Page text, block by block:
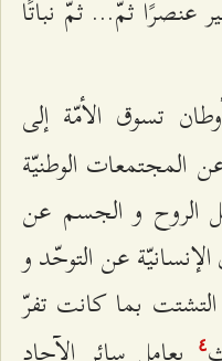
عنصرًا ثمّ... ثمّ نباتًا
تسوق الأمّة إلى
المجتمعات الوطنيّة
الروح و الجسم عن
الإنسانيّة عن التوحّد و
بما كانت تفرّ
٤